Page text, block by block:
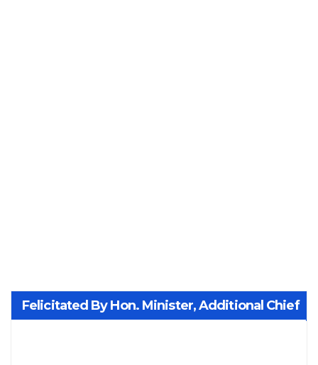
Felicitated By Hon. Minister, Additional Chief